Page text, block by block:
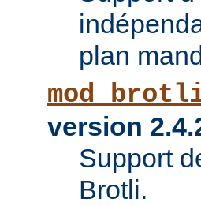
plan
version
Support
Brotli.